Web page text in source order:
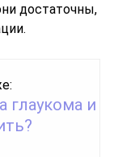
достаточны,
глаукома и